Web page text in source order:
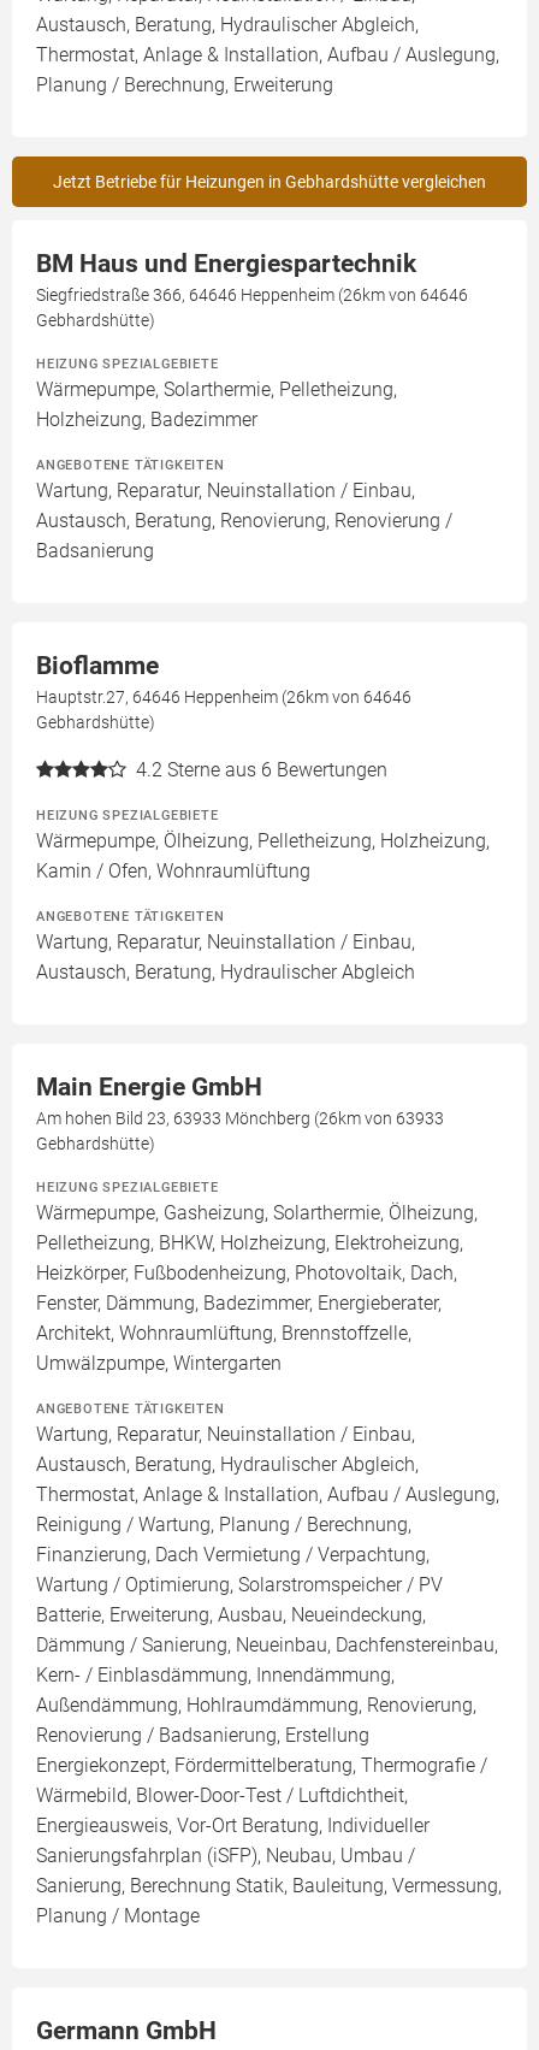
Austausch, Beratung, Hydraulischer Abgleich,
Thermostat, Anlage & Installation, Aufbau / Auslegung,
Planung / Berechnung, Erweiterung
Jetzt Betriebe für Heizungen in Gebhardshütte vergleichen
BM Haus und Energiespartechnik
Siegfriedstraße 366, 64646 Heppenheim (26km von 64646
Gebhardshütte)
HEIZUNG SPEZIALGEBIETE
Wärmepumpe, Solarthermie, Pelletheizung,
Holzheizung, Badezimmer
ANGEBOTENE TÄTIGKEITEN
Wartung, Reparatur, Neuinstallation / Einbau,
Austausch, Beratung, Renovierung, Renovierung /
Badsanierung
Bioflamme
Hauptstr.27, 64646 Heppenheim (26km von 64646
Gebhardshütte)
4.2 Sterne aus 6 Bewertungen
HEIZUNG SPEZIALGEBIETE
Wärmepumpe, Ölheizung, Pelletheizung, Holzheizung,
Kamin / Ofen, Wohnraumlüftung
ANGEBOTENE TÄTIGKEITEN
Wartung, Reparatur, Neuinstallation / Einbau,
Austausch, Beratung, Hydraulischer Abgleich
Main Energie GmbH
Am hohen Bild 23, 63933 Mönchberg (26km von 63933
Gebhardshütte)
HEIZUNG SPEZIALGEBIETE
Wärmepumpe, Gasheizung, Solarthermie, Ölheizung,
Pelletheizung, BHKW, Holzheizung, Elektroheizung,
Heizkörper, Fußbodenheizung, Photovoltaik, Dach,
Fenster, Dämmung, Badezimmer, Energieberater,
Architekt, Wohnraumlüftung, Brennstoffzelle,
Umwälzpumpe, Wintergarten
ANGEBOTENE TÄTIGKEITEN
Wartung, Reparatur, Neuinstallation / Einbau,
Austausch, Beratung, Hydraulischer Abgleich,
Thermostat, Anlage & Installation, Aufbau / Auslegung,
Reinigung / Wartung, Planung / Berechnung,
Finanzierung, Dach Vermietung / Verpachtung,
Wartung / Optimierung, Solarstromspeicher / PV
Batterie, Erweiterung, Ausbau, Neueindeckung,
Dämmung / Sanierung, Neueinbau, Dachfenstereinbau,
Kern- / Einblasdämmung, Innendämmung,
Außendämmung, Hohlraumdämmung, Renovierung,
Renovierung / Badsanierung, Erstellung
Energiekonzept, Fördermittelberatung, Thermografie /
Wärmebild, Blower-Door-Test / Luftdichtheit,
Energieausweis, Vor-Ort Beratung, Individueller
Sanierungsfahrplan (iSFP), Neubau, Umbau /
Sanierung, Berechnung Statik, Bauleitung, Vermessung,
Planung / Montage
Germann GmbH